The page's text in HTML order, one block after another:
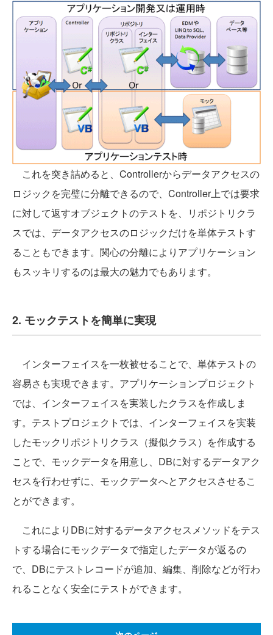
これを突き詰めると、Controllerからデータアクセスの
ロジックを完璧に分離できるので、Controller上では要求
に対して返すオブジェクトのテストを、リポジトリクラ
スでは、データアクセスのロジックだけを単体テストす
ることもできます。関心の分離によりアプリケーション
もスッキリするのは最大の魅力でもあります。
2. モックテストを簡単に実現
インターフェイスを一枚被せることで、単体テストの
容易さも実現できます。アプリケーションプロジェクト
では、インターフェイスを実装したクラスを作成しま
す。テストプロジェクトでは、インターフェイスを実装
したモックリポジトリクラス（擬似クラス）を作成する
ことで、モックデータを用意し、DBに対するデータアク
セスを行わせずに、モックデータへとアクセスさせるこ
とができます。
これによりDBに対するデータアクセスメソッドをテス
トする場合にモックデータで指定したデータが返るの
で、DBにテストレコードが追加、編集、削除などが行わ
れることなく安全にテストができます。